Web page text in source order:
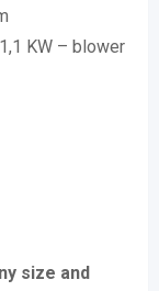
KW – blower
size and